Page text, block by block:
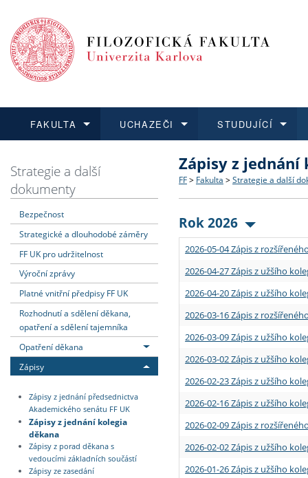
FAKULTA
Dozvědět se více
Struktura a historie
Strategie a další
Podpora a benefity pro
Absolventi fakulty
UCHAZEČI
Podat přihlášku
Co studovat a jak se
Učitelské studijní
Informace k průběhu
STUDUJÍCÍ
Dozvědět se více
Bakalářské a magisterské
Doktorské studium
Rigorózní řízení
Dozvědět se více
O vědě a výzkumu na FF
Akademické kvalifikace
Granty a projekty
Dozvědět se více
Aktuální nabídky a
Vyjíždějící studenti
Přijíždějící studenti
Vyjíždějící zaměstnanci
Strategie a další
dokumenty
Bezpečnost
Strategické a dlouhodobé záměry
FF UK pro udržitelnost
Výroční zprávy
Platné vnitřní předpisy FF UK
Rozhodnutí a sdělení děkana,
opatření a sdělení tajemníka
Opatření děkana
Zápisy
Zápisy z jednání předsednictva
Akademického senátu FF UK
Zápisy z jednání kolegia
děkana
Zápisy z porad děkana s
vedoucími základních součástí
Zápisy ze zasedání
Zápisy z jednání
FF > Fakulta > Strategie a další
Rok 2026
2026-05-04 Zápis z
2026-04-27 Zápis z užšího
2026-04-20 Zápis z užšího
2026-03-16 Zápis z
2026-03-09 Zápis z užšího
2026-03-02 Zápis z užšího
2026-02-23 Zápis z užšího
2026-02-16 Zápis z užšího
2026-02-09 Zápis z
2026-02-02 Zápis z užšího
2026-01-26 Zápis z užšího